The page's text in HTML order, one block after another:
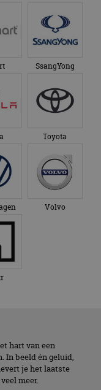
SsangYong
Toyota
Volvo
hart van een
In beeld én geluid,
je het laatste
meer.